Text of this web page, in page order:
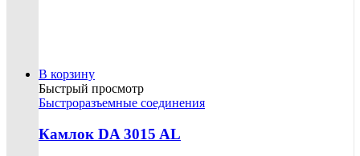
В корзину
Быстрый просмотр
Быстроразъемные соединения
Камлок DA 3015 AL